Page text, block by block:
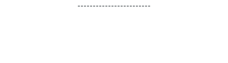
------------------------